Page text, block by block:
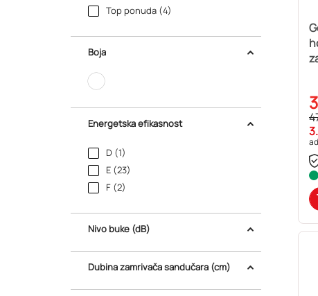
Top ponuda (4)
Boja
Energetska efikasnost
D (1)
E (23)
F (2)
Nivo buke (dB)
Dubina zamrivača sandučara (cm)